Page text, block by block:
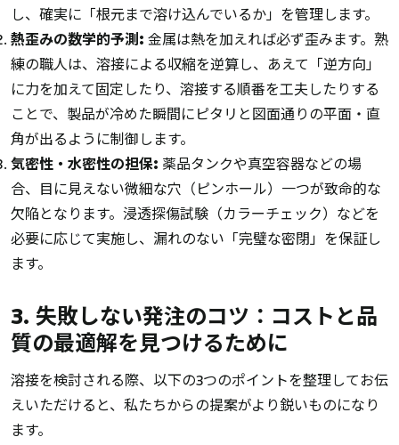
し、確実に「根元まで溶け込んでいるか」を管理します。
熱歪みの数学的予測: 金属は熱を加えれば必ず歪みます。熟
練の職人は、溶接による収縮を逆算し、あえて「逆方向」
に力を加えて固定したり、溶接する順番を工夫したりする
ことで、製品が冷めた瞬間にピタリと図面通りの平面・直
角が出るように制御します。
気密性・水密性の担保: 薬品タンクや真空容器などの場
合、目に見えない微細な穴（ピンホール）一つが致命的な
欠陥となります。浸透探傷試験（カラーチェック）などを
必要に応じて実施し、漏れのない「完璧な密閉」を保証し
ます。
3. 失敗しない発注のコツ：コストと品
質の最適解を見つけるために
溶接を検討される際、以下の3つのポイントを整理してお伝
えいただけると、私たちからの提案がより鋭いものになり
ます。